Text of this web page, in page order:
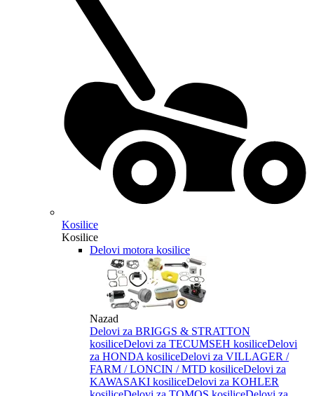
Kosilice
Kosilice
Delovi motora kosilice
Nazad
Delovi za BRIGGS & STRATTON
kosiliceDelovi za TECUMSEH kosiliceDelovi
za HONDA kosiliceDelovi za VILLAGER /
FARM / LONCIN / MTD kosiliceDelovi za
KAWASAKI kosiliceDelovi za KOHLER